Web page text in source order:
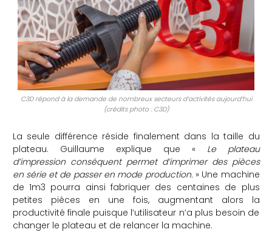
C3D répond à la demande de nombreux secteurs d’activités aujourd’hui
(crédits photo : C3D)
La seule différence réside finalement dans la taille du
plateau. Guillaume explique que « Le plateau
d’impression conséquent permet d’imprimer des pièces
en série et de passer en mode production. » Une machine
de 1m3 pourra ainsi fabriquer des centaines de plus
petites pièces en une fois, augmentant alors la
productivité finale puisque l’utilisateur n’a plus besoin de
changer le plateau et de relancer la machine.